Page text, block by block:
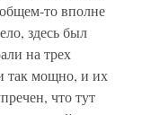
то вполне
здесь был
на трех
так мощно, и их
что тут